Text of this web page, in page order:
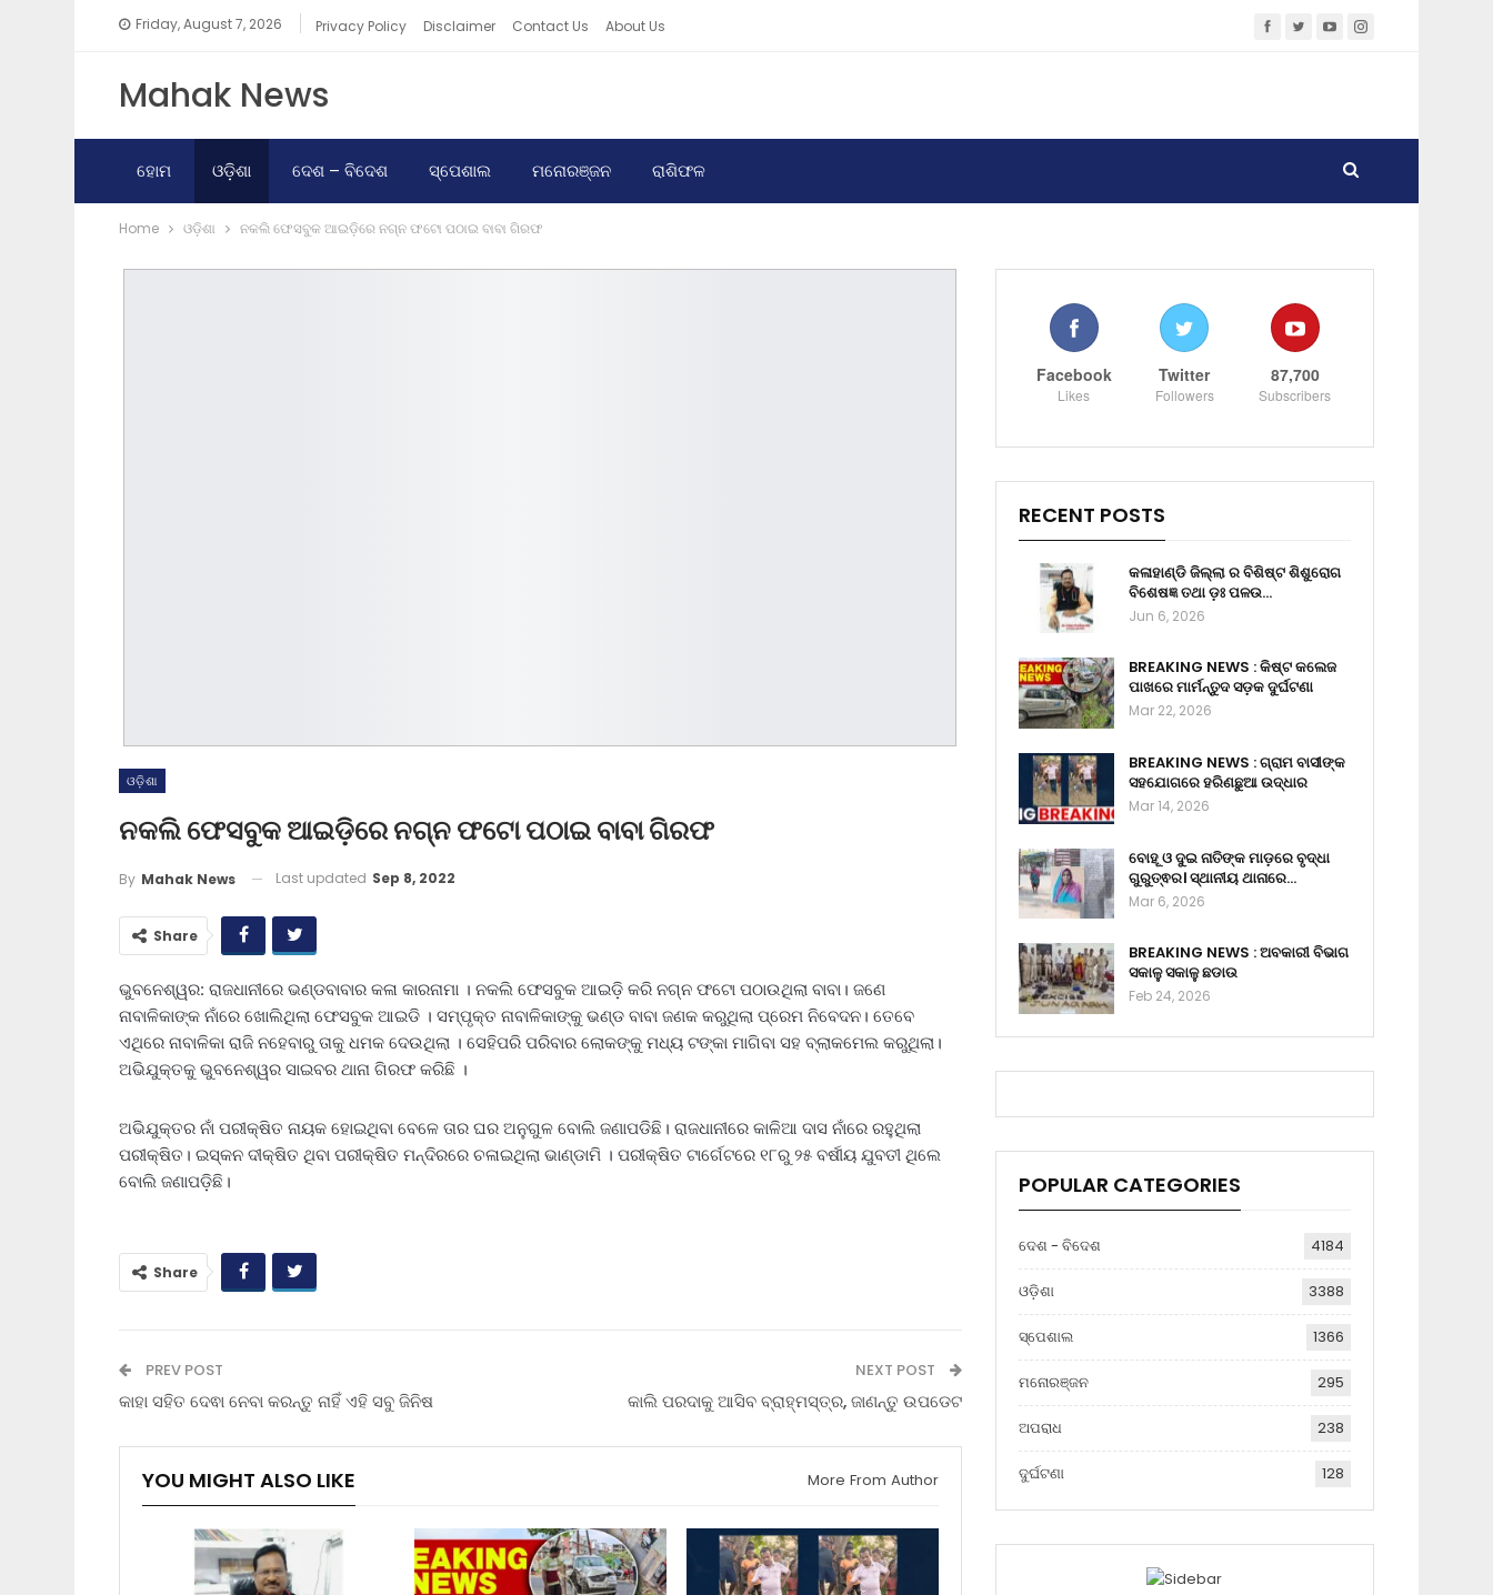
Friday, August 7, 2026 Privacy Policy Disclaimer Contact Us About Us
Mahak News
ହୋମ ଓଡ଼ିଶା ଦେଶ – ବିଦେଶ ସ୍ପେଶାଲ ମନୋରଞ୍ଜନ ରାଶିଫଳ
Home ଓଡ଼ିଶା ନକଲି ଫେସବୁକ ଆଇଡ଼ିରେ ନଗ୍ନ ଫଟୋ ପଠାଇ ବାବା ଗିରଫ
ଓଡ଼ିଶା
ନକଲି ଫେସବୁକ ଆଇଡ଼ିରେ ନଗ୍ନ ଫଟୋ ପଠାଇ ବାବା ଗିରଫ
By Mahak News Last updated Sep 8, 2022
Share
ଭୁବନେଶ୍ୱର: ରାଜଧାନୀରେ ଭଣ୍ଡବାବାର କଳା କାରନାମା । ନକଲି ଫେସବୁକ ଆଇଡ଼ି କରି ନଗ୍ନ ଫଟୋ ପଠାଉଥିଲା ବାବା। ଜଣେ
ନାବାଳିକାଙ୍କ ନାଁରେ ଖୋଲିଥିଲା ଫେସବୁକ ଆଇଡି । ସମ୍ପୃକ୍ତ ନାବାଳିକାଙ୍କୁ ଭଣ୍ଡ ବାବା ଜଣକ କରୁଥିଲା ପ୍ରେମ ନିବେଦନ। ତେବେ
ଏଥିରେ ନାବାଳିକା ରାଜି ନହେବାରୁ ତାକୁ ଧମକ ଦେଉଥିଲା । ସେହିପରି ପରିବାର ଲୋକଙ୍କୁ ମଧ୍ୟ ଟଙ୍କା ମାଗିବା ସହ ବ୍ଲାକମେଲ କରୁଥିଲା।
ଅଭିଯୁକ୍ତକୁ ଭୁବନେଶ୍ୱର ସାଇବର ଥାନା ଗିରଫ କରିଛି ।
ଅଭିଯୁକ୍ତର ନାଁ ପରୀକ୍ଷିତ ନାୟକ ହୋଇଥିବା ବେଳେ ତାର ଘର ଅନୁଗୁଳ ବୋଲି ଜଣାପଡିଛି। ରାଜଧାନୀରେ କାଳିଆ ଦାସ ନାଁରେ ରହୁଥିଲା
ପରୀକ୍ଷିତ। ଇସ୍କନ ଦୀକ୍ଷିତ ଥିବା ପରୀକ୍ଷିତ ମନ୍ଦିରରେ ଚଳାଇଥିଲା ଭାଣ୍ଡାମି । ପରୀକ୍ଷିତ ଟାର୍ଗେଟରେ ୧୮ରୁ ୨୫ ବର୍ଷୀୟ ଯୁବତୀ ଥିଲେ
ବୋଲି ଜଣାପଡ଼ିଛି।
Share
PREV POST
କାହା ସହିତ ଦେଵା ନେବା କରନ୍ତୁ ନାହିଁ ଏହି ସବୁ ଜିନିଷ
NEXT POST
କାଲି ପରଦାକୁ ଆସିବ ବ୍ରାହ୍ମସ୍ତ୍ର, ଜାଣନ୍ତୁ ଉପଡେଟ
YOU MIGHT ALSO LIKE More From Author
Facebook
Likes
Twitter
Followers
87,700
Subscribers
RECENT POSTS
କଳାହାଣ୍ଡି ଜିଲ୍ଲା ର ବିଶିଷ୍ଟ ଶିଶୁରୋଗ
ବିଶେଷଜ୍ଞ ତଥା ଡ଼ଃ ପଳଉ…
Jun 6, 2026
BREAKING NEWS : କିଷ୍ଟ କଲେଜ
ପାଖରେ ମାର୍ମନ୍ତୁଦ ସଡ଼କ ଦୁର୍ଘଟଣା
Mar 22, 2026
BREAKING NEWS : ଗ୍ରାମ ବାସୀଙ୍କ
ସହଯୋଗରେ ହରିଣଛୁଆ ଉଦ୍ଧାର
Mar 14, 2026
ବୋହୂ ଓ ଦୁଇ ନାତିଙ୍କ ମାଡ଼ରେ ବୃଦ୍ଧା
ଗୁରୁତ୍ଵର। ସ୍ଥାନୀୟ ଥାନାରେ…
Mar 6, 2026
BREAKING NEWS : ଅବକାରୀ ବିଭାଗ
ସକାଳୁ ସକାଳୁ ଛଡାଉ
Feb 24, 2026
POPULAR CATEGORIES
ଦେଶ - ବିଦେଶ 4184
ଓଡ଼ିଶା 3388
ସ୍ପେଶାଲ 1366
ମନୋରଞ୍ଜନ 295
ଅପରାଧ 238
ଦୁର୍ଘଟଣା 128